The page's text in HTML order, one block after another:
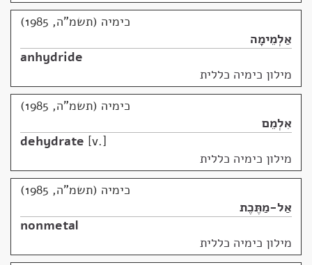
כימיה (תשמ"ה, 1985)
אַלְמֵימָה
anhydride
מילון כימיה כללית
כימיה (תשמ"ה, 1985)
אִלְמֵם
dehydrate v.
מילון כימיה כללית
כימיה (תשמ"ה, 1985)
אַל-מַתֶּכֶת
nonmetal
מילון כימיה כללית